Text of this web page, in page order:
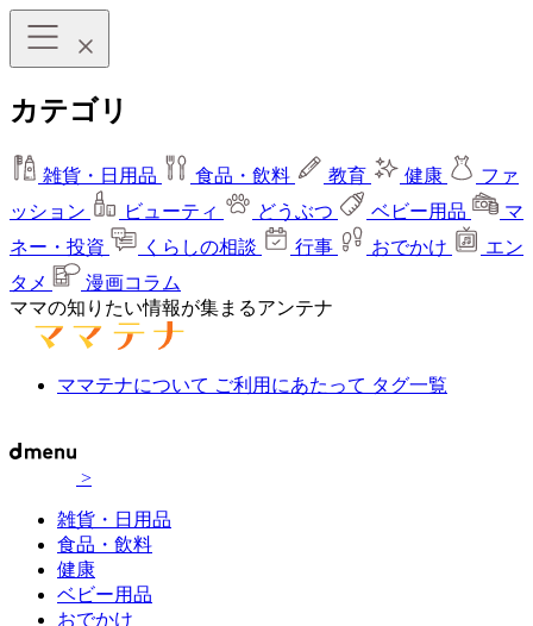
カテゴリ
雑貨・日用品 食品・飲料 教育 健康
ファ
ッション
ビューティ どうぶつ ベビー用品
マ
ネー・投資
くらしの相談 行事 おでかけ
エン
タメ
漫画コラム
ママの知りたい情報が集まるアンテナ
ママテナについて ご利用にあたって タグ一覧
>
雑貨・日用品
食品・飲料
健康
ベビー用品
おでかけ